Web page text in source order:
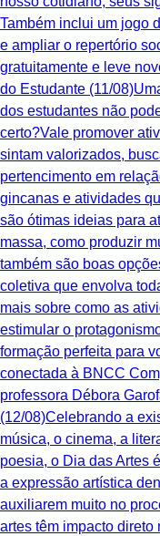
Também inclui um jogo
e ampliar o repertório
gratuitamente e leve
do Estudante (11/
dos estudantes não
certo?Vale promover
sintam valorizados,
pertencimento em
gincanas e atividades
são ótimas ideias para
massa, como produzir
também são boas
coletiva que envolva
mais sobre como as
estimular o
formação perfeita para
conectada à BNCC
professora Débora
(12/08)Celebrando a
música, o cinema, a
poesia, o Dia das Artes
a expressão artística
auxiliarem muito no
artes têm impacto